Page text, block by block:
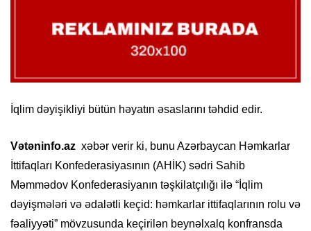
İqlim dəyişikliyi bütün həyatın əsaslarını təhdid edir.
Vətəninfo.az xəbər verir ki, bunu Azərbaycan Həmkarlar
İttifaqları Konfederasiyasının (AHİK) sədri Sahib
Məmmədov Konfederasiyanın təşkilatçılığı ilə “İqlim
dəyişmələri və ədalətli keçid: həmkarlar ittifaqlarının rolu və
fəaliyyəti” mövzusunda keçirilən beynəlxalq konfransda